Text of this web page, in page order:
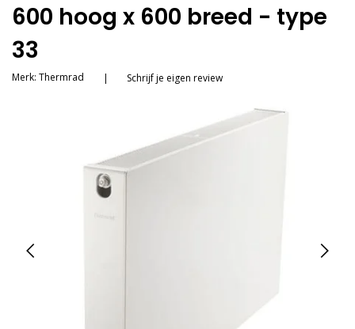
600 hoog x 600 breed - type
33
Merk: Thermrad | Schrijf je eigen review